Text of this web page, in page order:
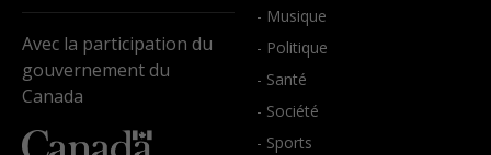
Avec la participation du
gouvernement du
Canada
- Musique
- Politique
- Santé
- Société
- Sports